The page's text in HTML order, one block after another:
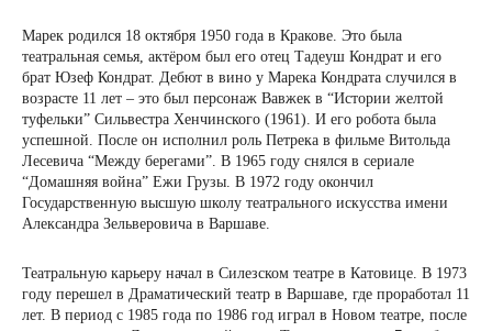
Марек родился 18 октября 1950 года в Кракове. Это была
театральная семья, актёром был его отец Тадеуш Кондрат и его
брат Юзеф Кондрат. Дебют в вино у Марека Кондрата случился в
возрасте 11 лет – это был персонаж Вавжек в “Истории желтой
туфельки” Сильвестра Хенчинского (1961). И его робота была
успешной. После он исполнил роль Петрека в фильме Витольда
Лесевича “Между берегами”. В 1965 году снялся в сериале
“Домашняя война” Ежи Грузы. В 1972 году окончил
Государственную высшую школу театрального искусства имени
Александра Зельверовича в Варшаве.
Театральную карьеру начал в Силезском театре в Катовице. В 1973
году перешел в Драматический театр в Варшаве, где проработал 11
лет. В период с 1985 года по 1986 год играл в Новом театре, после